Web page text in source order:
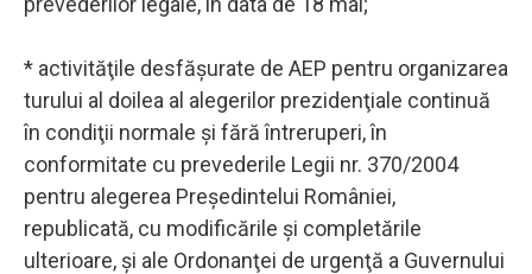
* activităţile desfăşurate de AEP pentru organizarea
turului al doilea al alegerilor prezidenţiale continuă
în condiţii normale şi fără întreruperi, în
conformitate cu prevederile Legii nr. 370/2004
pentru alegerea Preşedintelui României,
republicată, cu modificările şi completările
ulterioare, şi ale Ordonanţei de urgenţă a Guvernului